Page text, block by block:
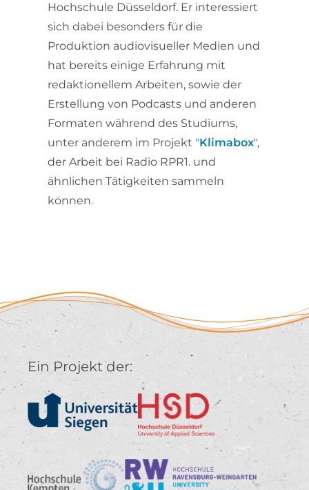
Hochschule Düsseldorf. Er interessiert
sich dabei besonders für die
Produktion audiovisueller Medien und
hat bereits einige Erfahrung mit
redaktionellem Arbeiten, sowie der
Erstellung von Podcasts und anderen
Formaten während des Studiums,
unter anderem im Projekt "Klimabox",
der Arbeit bei Radio RPR1. und
ähnlichen Tätigkeiten sammeln
können.
Ein Projekt der: